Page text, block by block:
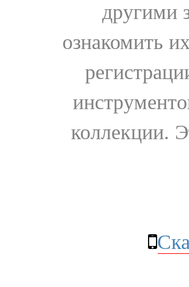
другими
ознакомить
коллекции.